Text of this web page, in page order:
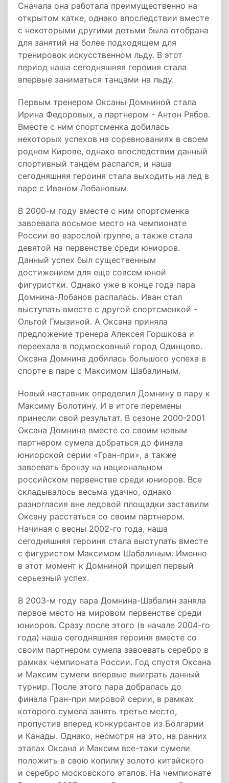
Сначала она работала преимущественно на
открытом катке, однако впоследствии вместе
с некоторыми другими детьми была отобрана
для занятий на более подходящем для
тренировок искусственном льду. В этот
период наша сегодняшняя героиня стала
впервые заниматься танцами на льду.
Первым тренером Оксаны Домниной стала
Ирина Федоровых, а партнером - Антон Рябов.
Вместе с ним спортсменка добилась
некоторых успехов на соревнованиях в своем
родном Кирове, однако впоследствии данный
спортивный тандем распался, и наша
сегодняшняя героиня стала выходить на лед в
паре с Иваном Лобановым.
В 2000-м году вместе с ним спортсменка
завоевала восьмое место на чемпионате
России во взрослой группе, а также стала
девятой на первенстве среди юниоров.
Данный успех был существенным
достижением для еще совсем юной
фигуристки. Однако уже в конце года пара
Домнина-Лобанов распалась. Иван стал
выступать вместе с другой спортсменкой -
Ольгой Гмызиной. А Оксана приняла
предложение тренера Алексея Горшкова и
переехала в подмосковный город Одинцово.
Оксана Домнина добилась большого успеха в
спорте в паре с Максимом Шабалиным.
Новый наставник определил Домнину в пару к
Максиму Болотину. И в итоге перемены
принесли свой результат. В сезоне 2000-2001
Оксана Домнина вместе со своим новым
партнером сумела добраться до финала
юниорской серии «Гран-при», а также
завоевать бронзу на национальном
российском первенстве среди юниоров. Все
складывалось весьма удачно, однако
разногласия вне ледовой площадки заставили
Оксану расстаться со своим партнером.
Начиная с весны 2002-го года, наша
сегодняшняя героиня стала выступать вместе
с фигуристом Максимом Шабалиным. Именно
в этот момент к Домниной пришел первый
серьезный успех.
В 2003-м году пара Домнина-Шабалин заняла
первое место на мировом первенстве среди
юниоров. Сразу после этого (в начале 2004-го
года) наша сегодняшняя героиня вместе со
своим партнером сумела завоевать серебро в
рамках чемпионата России. Год спустя Оксана
и Максим сумели впервые выиграть данный
турнир. После этого пара добралась до
финала Гран-при мировой серии, в рамках
которого сумела занять третье место,
пропустив вперед конкурсантов из Болгарии
и Канады. Однако, несмотря на это, на ранних
этапах Оксана и Максим все-таки сумели
положить в свою копилку золото китайского
и серебро московского этапов. На чемпионате